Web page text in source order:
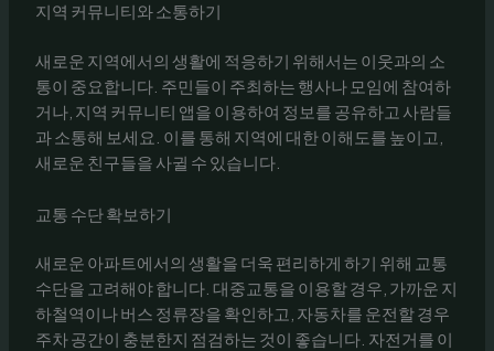
지역 커뮤니티와 소통하기
새로운 지역에서의 생활에 적응하기 위해서는 이웃과의 소
통이 중요합니다. 주민들이 주최하는 행사나 모임에 참여하
거나, 지역 커뮤니티 앱을 이용하여 정보를 공유하고 사람들
과 소통해 보세요. 이를 통해 지역에 대한 이해도를 높이고,
새로운 친구들을 사귈 수 있습니다.
교통 수단 확보하기
새로운 아파트에서의 생활을 더욱 편리하게 하기 위해 교통
수단을 고려해야 합니다. 대중교통을 이용할 경우, 가까운 지
하철역이나 버스 정류장을 확인하고, 자동차를 운전할 경우
주차 공간이 충분한지 점검하는 것이 좋습니다. 자전거를 이